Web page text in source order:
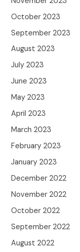
October 2023
September 2023
August 2023
July 2023
June 2023
May 2023
April 2023
March 2023
February 2023
January 2023
December 2022
November 2022
October 2022
September 2022
August 2022